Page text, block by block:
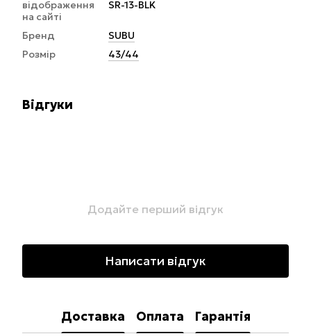
відображення
на сайті
SR-13-BLK
Бренд
SUBU
Розмір
43/44
Відгуки
Додайте перший відгук
Написати відгук
Доставка Оплата Гарантія